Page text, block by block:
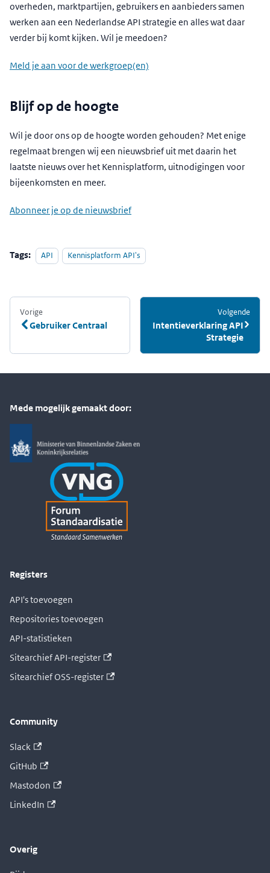
overheden, marktpartijen, gebruikers en aanbieders samen
werken aan een Nederlandse API strategie en alles wat daar
verder bij komt kijken. Wil je meedoen?
Meld je aan voor de werkgroep(en)
Blijf op de hoogte
Wil je door ons op de hoogte worden gehouden? Met enige
regelmaat brengen wij een nieuwsbrief uit met daarin het
laatste nieuws over het Kennisplatform, uitnodigingen voor
bijeenkomsten en meer.
Abonneer je op de nieuwsbrief
Tags: API Kennisplatform API's
Vorige
Gebruiker Centraal
Volgende
Intentieverklaring API
Strategie
Mede mogelijk gemaakt door:
Registers
API's toevoegen
Repositories toevoegen
API-statistieken
Sitearchief API-register
Sitearchief OSS-register
Community
Slack
GitHub
Mastodon
LinkedIn
Overig